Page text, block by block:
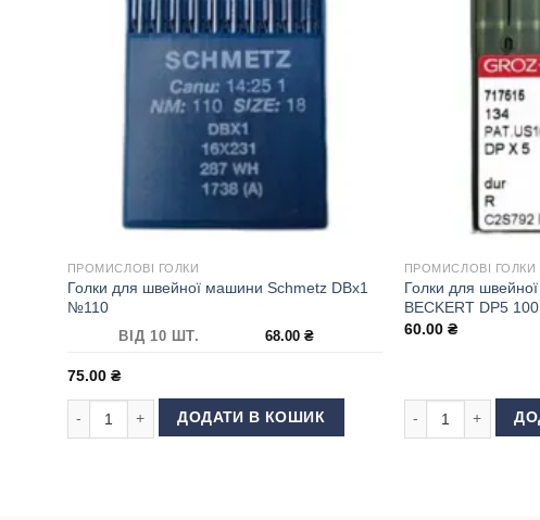
ПРОМИСЛОВІ ГОЛКИ
Голки для швейної машини Schmetz DBx1
№110
ВІД 10 ШТ. 68.00₴
75.00 ₴
Голки для швейної машини Schmetz DBx1 №110 кількість
ДОДАТИ В КОШИК
ПРОМИСЛОВІ ГОЛКИ
Голки для
BECKERT DP5 100
60.00 ₴
Голки для